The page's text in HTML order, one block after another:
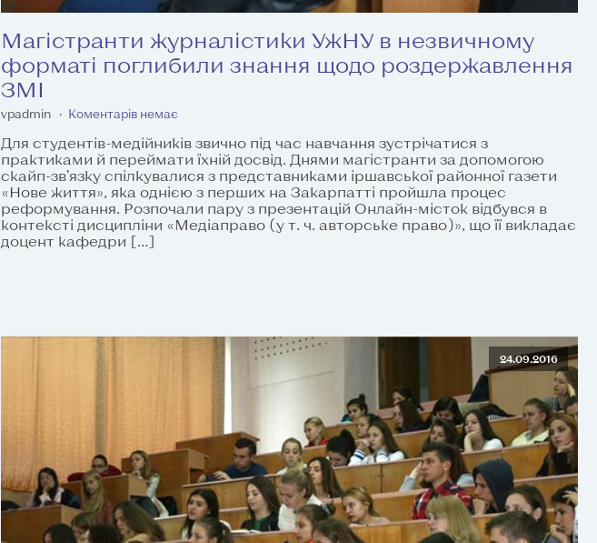
Магістранти журналістики УжНУ в незвичному
форматі поглибили знання щодо роздержавлення
ЗМІ
vpadmin Коментарів немає
Для студентів-медійників звично під час навчання зустрічатися з
практиками й переймати їхній досвід. Днями магістранти за допомогою
скайп-зв’язку спілкувалися з представниками іршавської районної газети
«Нове життя», яка однією з перших на Закарпатті пройшла процес
реформування. Розпочали пару з презентацій Онлайн-місток відбувся в
контексті дисципліни «Медіаправо (у т. ч. авторське право)», що її викладає
доцент кафедри […]
24.09.2016